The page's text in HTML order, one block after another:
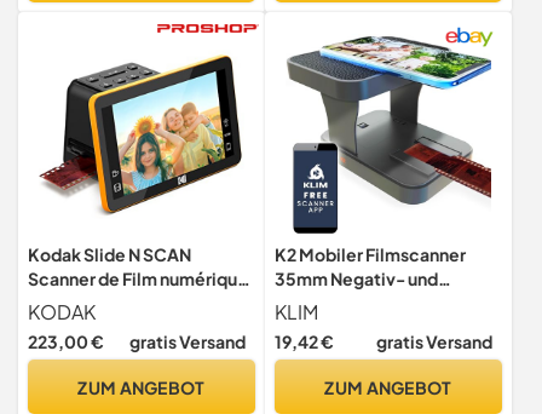
Kodak Slide N SCAN
Scanner de Film numérique
Max 7"- Grand écran LCD 7"
convertit Les négatifs
Couleur en 22MP HD n & b
KODAK
223,00 € gratis Versand
ZUM ANGEBOT
K2 Mobiler Filmscanner
35mm Negativ- und
Positiv-Diascanner
KLIM
19,42 € gratis Versand
ZUM ANGEBOT